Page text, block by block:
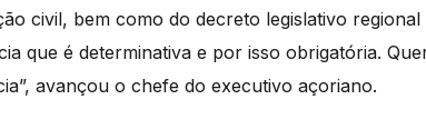
civil, bem como do decreto legislativo
que é determinativa e por isso obrigatória.
avançou o chefe do executivo açoriano.